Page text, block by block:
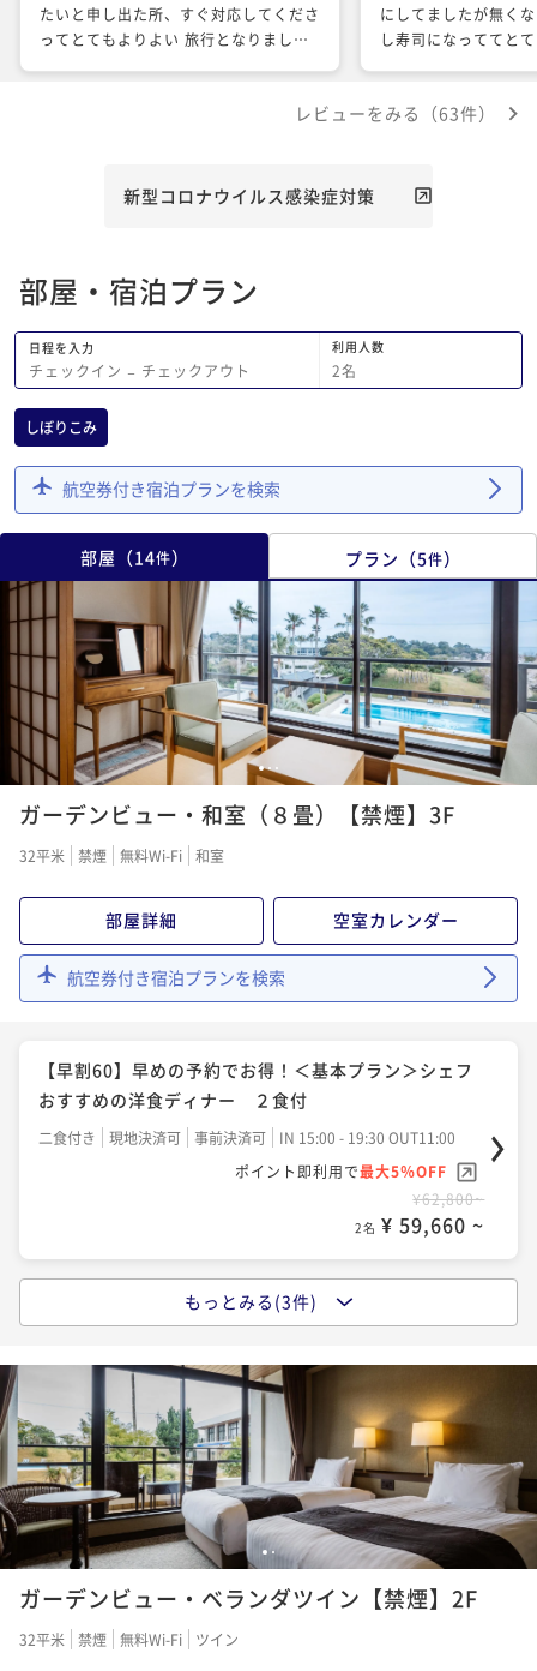
たいと申し出た所、すぐ対応してくださ
ってとてもよりよい 旅行となりまし
にしてましたが無く
し寿司になっててと
レビューをみる（63件）
新型コロナウイルス感染症対策
部屋・宿泊プラン
日程を入力
チェックイン − チェックアウト
利用人数
2名
しぼりこみ
航空券付き宿泊プランを検索
部屋 （14件） プラン （5件）
123
ガーデンビュー・和室（８畳）【禁煙】3F
32平米 禁煙 無料Wi-Fi 和室
部屋詳細 空室カレンダー
航空券付き宿泊プランを検索
【早割60】早めの予約でお得！＜基本プラン＞シェフ
おすすめの洋食ディナー ２食付
二食付き 現地決済可 事前決済可
IN 15:00 - 19:30 OUT11:00
ポイント即利用で最大5％OFF
¥62,800~
2名 ¥ 59,660 ~
【早割60】早めの予約でお得！＜基本プラン＞南紀の
現地決済可 事前決済可
IN 15:00 - 19:30 OUT11:00
ポイント即利用で最大5％OFF
¥62,800~
2名 ¥ 59,660 ~
【基本プラン】南紀の旬の食材を使った和会席 ２食
付
もっとみる(3件)
1 2
ガーデンビュー・ベランダツイン【禁煙】2F
32平米 禁煙 無料Wi-Fi ツイン